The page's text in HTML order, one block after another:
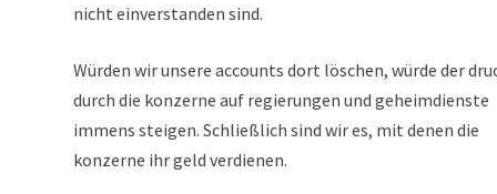
nicht einverstanden sind.
Würden wir unsere accounts dort löschen, würde der
durch die konzerne auf regierungen und geheimdienste
immens steigen. Schließlich sind wir es, mit denen die
konzerne ihr geld verdienen.